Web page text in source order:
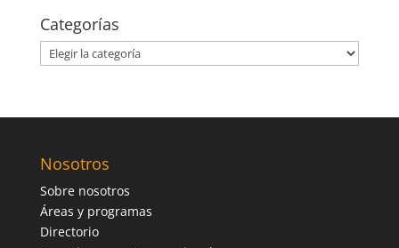
Categorías
Categorías
Nosotros
Sobre nosotros
Áreas y programas
Directorio